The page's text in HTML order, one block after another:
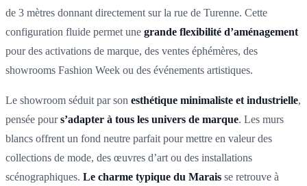
de 3 mètres donnant directement sur la rue de Turenne. Cette
configuration fluide permet une grande flexibilité d’aménagement
pour des activations de marque, des ventes éphémères, des
showrooms Fashion Week ou des événements artistiques.
Le showroom séduit par son esthétique minimaliste et industrielle,
pensée pours’adapter à tous les univers de marque. Les murs
blancs offrent un fond neutre parfait pour mettre en valeur des
collections de mode, des œuvres d’art ou des installations
scénographiques. Le charme typique du Marais se retrouve à